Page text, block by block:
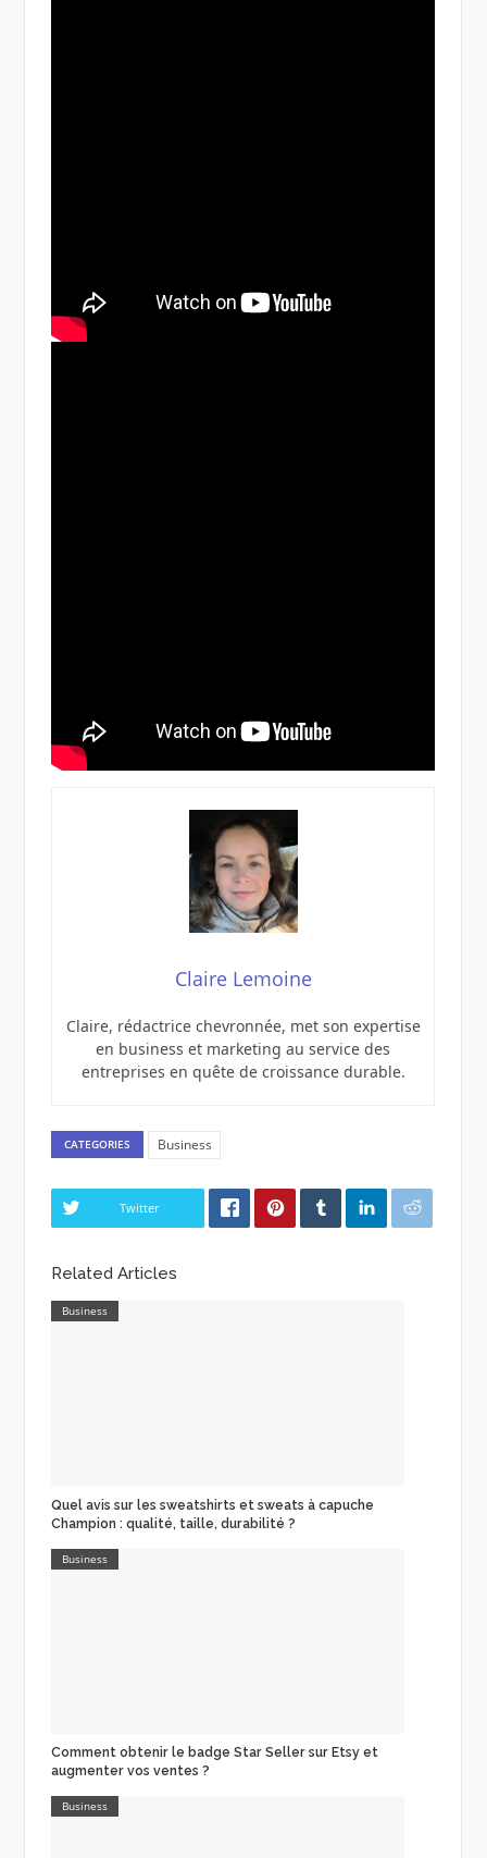
Claire Lemoine
Claire, rédactrice chevronnée, met son expertise
en business et marketing au service des
entreprises en quête de croissance durable.
CATEGORIES Business
Twitter
Related Articles
Business
Quel avis sur les sweatshirts et sweats à capuche
Champion : qualité, taille, durabilité ?
Business
Comment obtenir le badge Star Seller sur Etsy et
augmenter vos ventes ?
Business